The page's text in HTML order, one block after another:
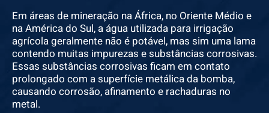
Em áreas de mineração na África, no Oriente Médio e
na América do Sul, a água utilizada para irrigação
agrícola geralmente não é potável, mas sim uma lama
contendo muitas impurezas e substâncias corrosivas.
Essas substâncias corrosivas ficam em contato
prolongado com a superfície metálica da bomba,
causando corrosão, afinamento e rachaduras no
metal.